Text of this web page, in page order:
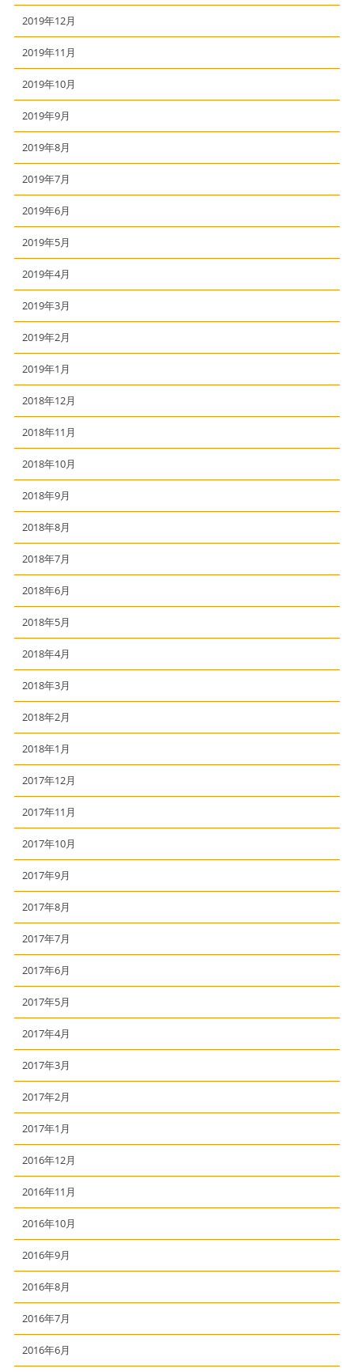
2019年12月
2019年11月
2019年10月
2019年9月
2019年8月
2019年7月
2019年6月
2019年5月
2019年4月
2019年3月
2019年2月
2019年1月
2018年12月
2018年11月
2018年10月
2018年9月
2018年8月
2018年7月
2018年6月
2018年5月
2018年4月
2018年3月
2018年2月
2018年1月
2017年12月
2017年11月
2017年10月
2017年9月
2017年8月
2017年7月
2017年6月
2017年5月
2017年4月
2017年3月
2017年2月
2017年1月
2016年12月
2016年11月
2016年10月
2016年9月
2016年8月
2016年7月
2016年6月